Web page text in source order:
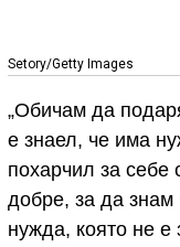
Setory/Getty Images
„Обичам да
е знаел, че има
похарчил за себе
добре, за да
нужда, която не е